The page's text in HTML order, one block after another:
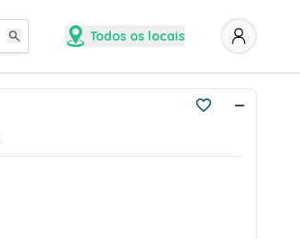
Todos os locais